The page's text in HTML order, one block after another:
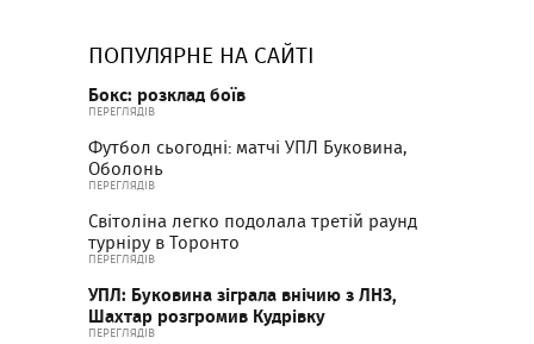
ПОПУЛЯРНЕ НА САЙТІ
Бокс: розклад боїв
ПЕРЕГЛЯДІВ
Футбол сьогодні: матчі УПЛ Буковина,
Оболонь
ПЕРЕГЛЯДІВ
Світоліна легко подолала третій раунд
турніру в Торонто
ПЕРЕГЛЯДІВ
УПЛ: Буковина зіграла внічию з ЛНЗ,
Шахтар розгромив Кудрівку
ПЕРЕГЛЯДІВ